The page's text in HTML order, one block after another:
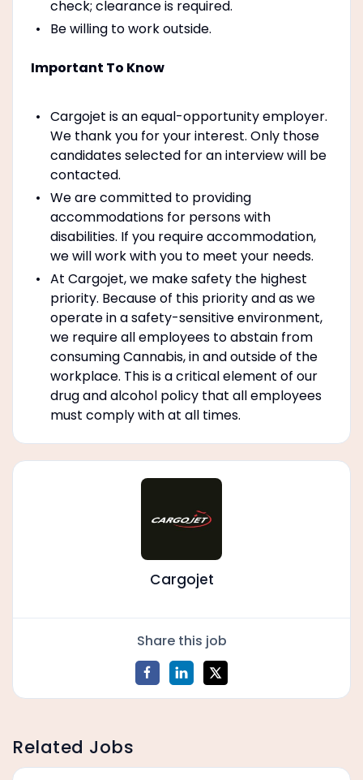
check; clearance is required.
Be willing to work outside.
Important To Know
Cargojet is an equal-opportunity employer.
We thank you for your interest. Only those
candidates selected for an interview will be
contacted.
We are committed to providing
accommodations for persons with
disabilities. If you require accommodation,
we will work with you to meet your needs.
At Cargojet, we make safety the highest
priority. Because of this priority and as we
operate in a safety-sensitive environment,
we require all employees to abstain from
consuming Cannabis, in and outside of the
workplace. This is a critical element of our
drug and alcohol policy that all employees
must comply with at all times.
Cargojet
Share this job
Related Jobs